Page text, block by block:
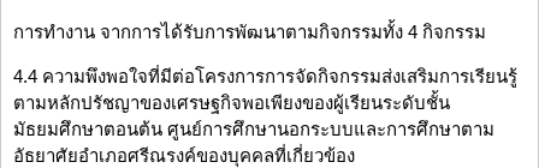
การทำงาน จากการได้รับการพัฒนาตามกิจกรรมทั้ง 4 กิจกรรม
4.4 ความพึงพอใจที่มีต่อโครงการการจัดกิจกรรมส่งเสริมการเรียนรู้
ตามหลักปรัชญาของเศรษฐกิจพอเพียงของผู้เรียนระดับชั้น
มัธยมศึกษาตอนต้น ศูนย์การศึกษานอกระบบและการศึกษาตาม
อัธยาศัยอำเภอศรีณรงค์ของบุคคลที่เกี่ยวข้อง